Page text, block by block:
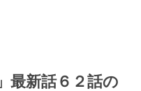
最新話６２話の